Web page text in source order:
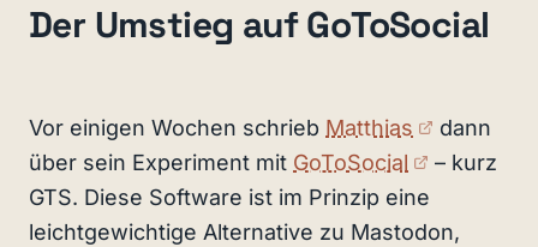
Der Umstieg auf GoToSocial
Vor einigen Wochen schrieb Matthias (externer
dann
über sein Experiment mit GoToSocial (externer
– kurz
GTS. Diese Software ist im Prinzip eine
leichtgewichtige Alternative zu Mastodon,